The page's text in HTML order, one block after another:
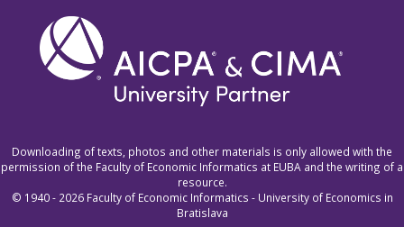
Downloading of texts, photos and other materials is only allowed with the
permission of the Faculty of Economic Informatics at EUBA and the writing of a
resource.
© 1940 - 2026 Faculty of Economic Informatics - University of Economics in
Bratislava